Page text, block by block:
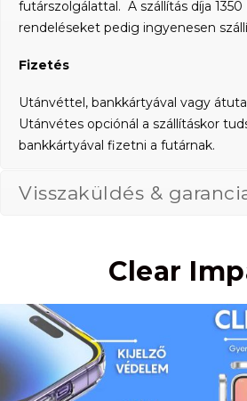
futárszolgálattal. A szállítás díja
rendeléseket pedig ingyenesen
Fizetés
Utánvéttel, bankkártyával vagy
Utánvétes opciónál a szállításkor
bankkártyával fizetni a futárnak.
Visszaküldés &
Clear